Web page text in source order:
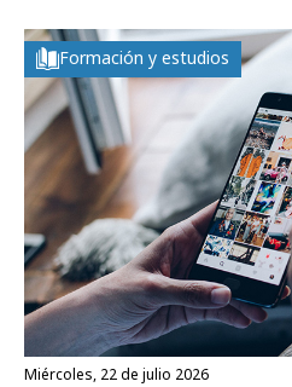
Formación y estudios
miércoles, 22 de julio 2026